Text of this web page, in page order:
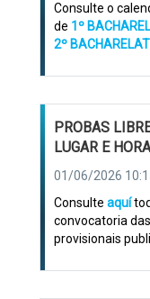
Consulte o
de 1º
2º
PROBAS
LUGAR E
01/06/2026
Consulte aquí
convocatoria das
provisionais